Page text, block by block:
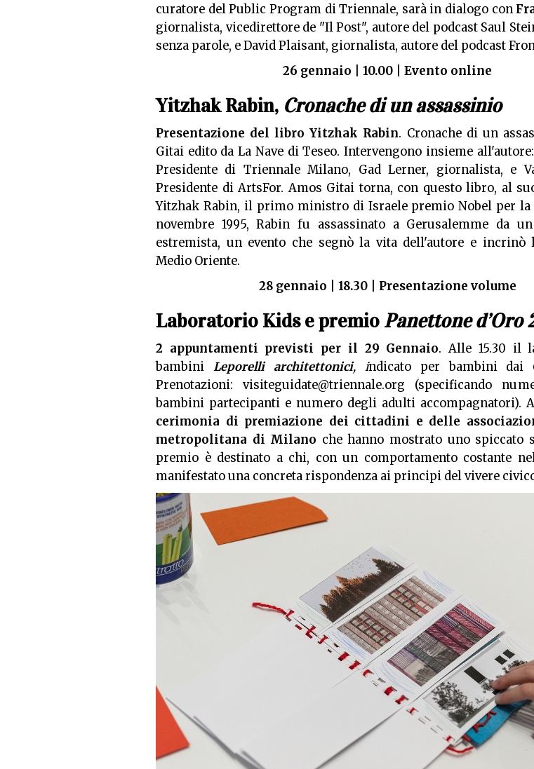
curatore del Public Program di Triennale, sarà in dialogo con
giornalista, vicedirettore de "Il Post", autore del podcast Saul
senza parole, e David Plaisant, giornalista, autore del podcast
26 gennaio | 10.00 | Evento online
Yitzhak Rabin, Cronache di un assassinio
Presentazione del libro Yitzhak Rabin. Cronache di un
Gitai edito da La Nave di Teseo. Intervengono insieme
Presidente di Triennale Milano, Gad Lerner, giornalista, e
Presidente di ArtsFor. Amos Gitai torna, con questo libro, al
Yitzhak Rabin, il primo ministro di Israele premio Nobel per la
novembre 1995, Rabin fu assassinato a Gerusalemme da
estremista, un evento che segnò la vita dell'autore e incrinò
Medio Oriente.
28 gennaio | 18.30 | Presentazione volume
Laboratorio Kids e premio Panettone d’Oro
2 appuntamenti previsti per il 29 Gennaio. Alle 15.30 il
bambini Leporelli architettonici, indicato per bambini dai
Prenotazioni: visiteguidate@triennale.org (specificando
bambini partecipanti e numero degli adulti accompagnatori).
cerimonia di premiazione dei cittadini e delle
metropolitana di Milano che hanno mostrato uno spiccato
premio è destinato a chi, con un comportamento costante
manifestato una concreta rispondenza ai principi del vivere